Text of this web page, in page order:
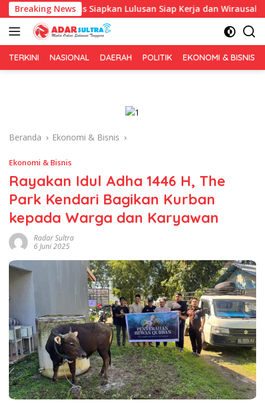
Langsung
ke
konten
Breaking News
Fokus Siapkan Lulusan Siap Kerja dan Wirausaha
TERKINI NASIONAL DAERAH POLITIK EKONOMI & BISNIS
Beranda Ekonomi & Bisnis
Ekonomi & Bisnis
Rayakan Idul Adha 1446 H, The
Park Kendari Bagikan Kurban
kepada Warga dan Karyawan
Radar Sultra
6 Juni 2025